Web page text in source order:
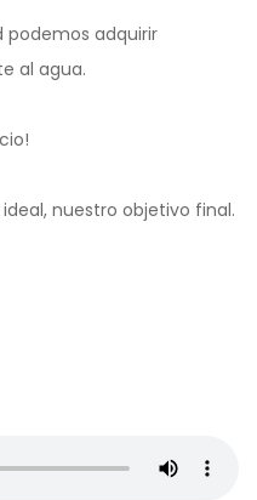
podemos adquirir
al agua.
nuestro objetivo final.